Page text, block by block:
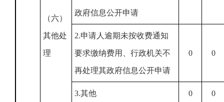
（六）
其他处
理
政府信息公开申请
2.申请人逾期未按收费通知
要求缴纳费用、行政机关不
再处理其政府信息公开申请
0 0
3.其他 0 0